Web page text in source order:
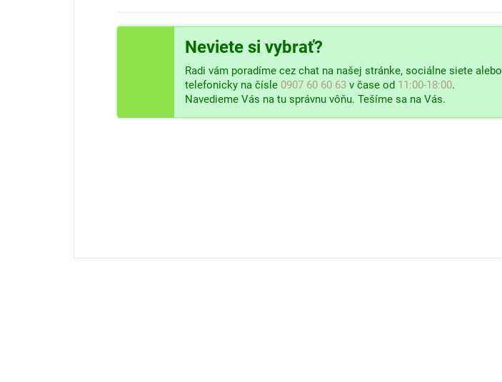
Neviete si vybrať?
Radi vám poradíme cez chat na našej stránke, sociálne siete alebo
telefonicky na čísle 0907 60 60 63 v čase od 11:00-18:00.
Navedieme Vás na tu správnu vôňu. Tešíme sa na Vás.